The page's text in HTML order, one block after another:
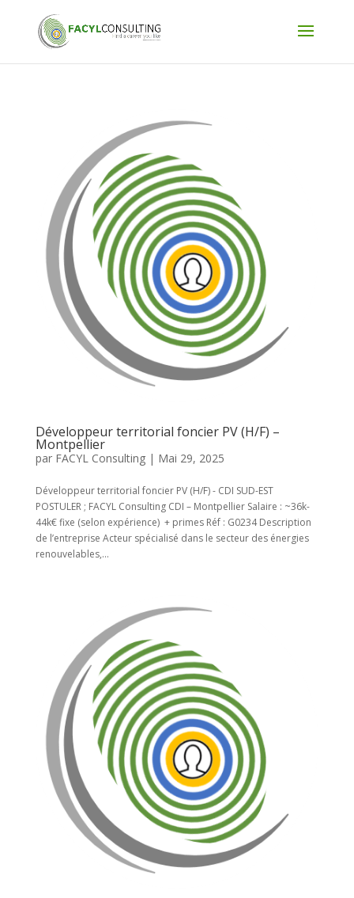
Développeur territorial foncier PV (H/F) –
Montpellier
par FACYL Consulting| Mai 29, 2025
Développeur territorial foncier PV (H/F) - CDI SUD-EST
POSTULER ; FACYL Consulting CDI – Montpellier Salaire : ~36k-
44k€ fixe (selon expérience) + primes Réf : G0234 Description
de l’entreprise Acteur spécialisé dans le secteur des énergies
renouvelables,...